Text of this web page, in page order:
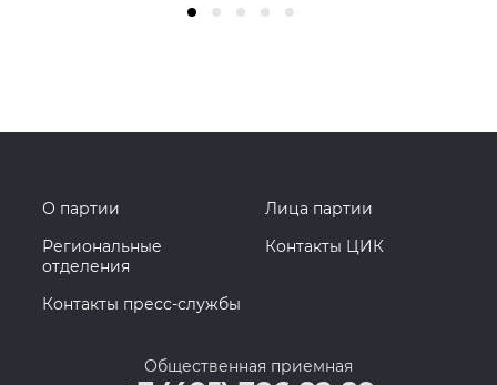
О партии
Лица партии
Региональные
отделения
Контакты ЦИК
Контакты пресс-службы
Общественная приемная